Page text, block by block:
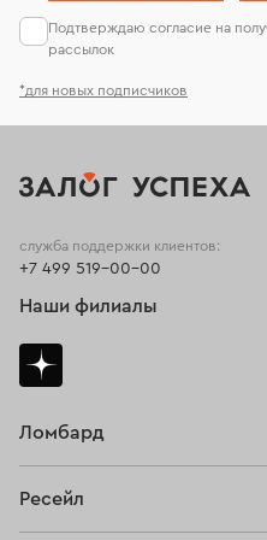
*для новых подписчиков
Подтверждаю согласие на
рассылок
Ломбард
Ресейл
служба поддержки клиентов:
+7 499 519-00-00
Наши филиалы